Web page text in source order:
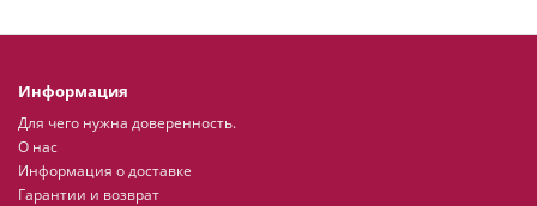
Информация
Для чего нужна доверенность.
О нас
Информация о доставке
Гарантии и возврат